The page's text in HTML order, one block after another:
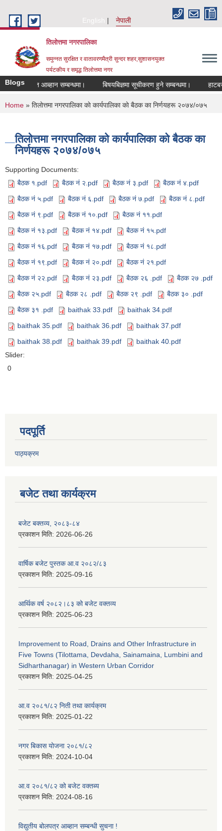
English
नेपाली
तिलोत्तमा नगरपालिका
समुन्नत सुरक्षित र वातावरणमैत्री सुन्दर शहर,सुशासनयुक्त
पर्यटकीय र समृद्ध तिलाेत्तमा नगर
Blogs
दरखास्त आब्हान सम्बन्धमा। बिषयबिज्ञमा सूचीकरण हुने सम्बन्धमा।
You are here
Home » तिलाेत्तमा नगरपालिका काे कार्यपालिका काे बैठक का निर्णयहरू २०७४/०७५
तिलाेत्तमा नगरपालिका काे कार्यपालिका काे बैठक का
निर्णयहरू २०७४/०७५
Supporting Documents:
बैठक १.pdf
बैठक नं २.pdf बैठक नं ३.pdf
बैठक नं ४.pdf
बैठक नं ५.pdf
बैठक नं ६.pdf बैठक नं ७.pdf
बैठक नं ८.pdf
बैठक नं ९.pdf
बैठक नं १०.pdf
बैठक नं ११.pdf
बैठक नं १३.pdf
बैठक नं १४.pdf
बैठक नं १५.pdf
बैठक नं १६.pdf
बैठक नं १७.pdf
बैठक नं १८.pdf
बैठक नं १९.pdf
बैठक नं २०.pdf
बैठक नं २१.pdf
बैठक नं २२.pdf
बैठक नं २३.pdf बैठक २६ .pdf
बैठक २७ .pdf
बैठक २५.pdf
बैठक २८ .pdf बैठक २९ .pdf
बैठक ३० .pdf
बैठक ३१ .pdf
baithak 33.pdf
baithak 34.pdf
baithak 35.pdf
baithak 36.pdf
baithak 37.pdf
baithak 38.pdf
baithak 39.pdf
baithak 40.pdf
Slider:
0
पदपूर्ति
पाठ्यक्रम
बजेट तथा कार्यक्रम
बजेट बक्तव्य, २०८३-८४
प्रकाशन मिति: 2026-06-26
वार्षिक बजेट पुस्तक आ.व २०८२/८३
प्रकाशन मिति: 2025-09-16
आर्थिक वर्ष २०८२।८३ को बजेट वक्तव्य
प्रकाशन मिति: 2025-06-23
Improvement to Road, Drains and Other Infrastructure in
Five Towns (Tilottama, Devdaha, Sainamaina, Lumbini and
Sidharthanagar) in Western Urban Corridor
प्रकाशन मिति: 2025-04-25
आ.व २०८१/८२ निती तथा कार्यक्रम
प्रकाशन मिति: 2025-01-22
नगर बिकास योजना २०८१/८२
प्रकाशन मिति: 2024-10-04
आ.व २०८१/८२ को बजेट वक्तब्य
प्रकाशन मिति: 2024-08-16
विद्युतीय बोलपत्र आब्हान सम्बन्धी सुचना !